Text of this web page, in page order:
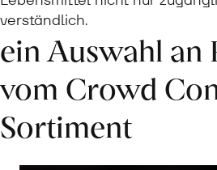
verständlich.
ein Auswahl an
vom Crowd
Sortiment